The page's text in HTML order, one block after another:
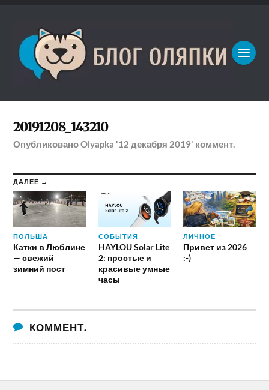
20191208_143210
ОпубликованоOlyapka '12 декабря 2019' коммент.
ДАЛЕЕ →
ПОЛЬША
Катки в Люблине
— свежий
зимний пост
СОБЫТИЯ
HAYLOU Solar Lite
2: простые и
красивые умные
часы
ЛИЧНОЕ
Привет из 2026
:-)
КОММЕНТ.